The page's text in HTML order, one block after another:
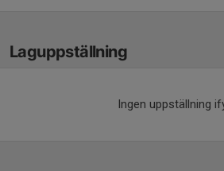
Laguppställning
Ingen uppställning